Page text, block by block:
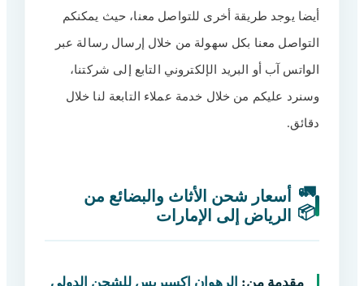
أيضا يوجد طريقة أخرى للتواصل معنا، حيث يمكنكم
التواصل معنا بكل سهولة من خلال إرسال رسالة عبر
الواتس آب أو البريد الإلكتروني التابع إلى شركتنا،
وسنرد عليكم من خلال خدمة عملاء التابعة لنا خلال
دقائق.
🚛
📦
أسعار شحن الأثاث والبضائع من
الرياض إلى الإمارات
مقدمة من: الرهوان إكسبريس للشحن الدولي